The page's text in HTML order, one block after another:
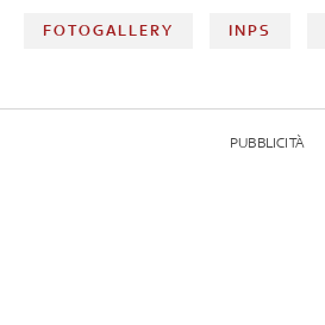
FOTOGALLERY INPS
PUBBLICITÀ